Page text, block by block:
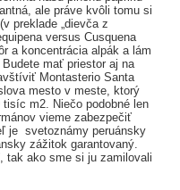
ale práve kvôli tomu si
preklade „dievča z
versus Cusquena
a koncentrácia alpák a lám
mať priestor aj na
Montasterio Santa
mesto v meste, ktorý
m2. Niečo podobné len
vieme zabezpečiť
je svetoznámy peruánsky
zážitok garantovaný.
tak ako sme si ju zamilovali